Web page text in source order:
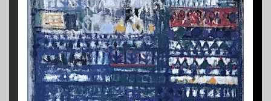
1
PAYSAGE DE PROVENCE
1976